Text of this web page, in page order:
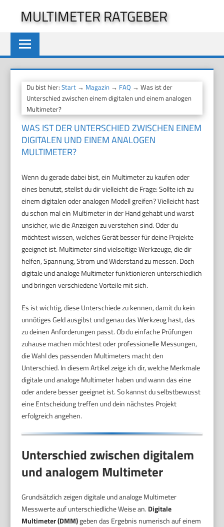
springen
MULTIMETER RATGEBER
Du bist hier:Start → Magazin → FAQ → Was ist der
Unterschied zwischen einem digitalen und einem analogen
Multimeter?
WAS IST DER UNTERSCHIED ZWISCHEN EINEM
DIGITALEN UND EINEM ANALOGEN
MULTIMETER?
Wenn du gerade dabei bist, ein Multimeter zu kaufen oder
eines benutzt, stellst du dir vielleicht die Frage: Sollte ich zu
einem digitalen oder analogen Modell greifen? Vielleicht hast
du schon mal ein Multimeter in der Hand gehabt und warst
unsicher, wie die Anzeigen zu verstehen sind. Oder du
möchtest wissen, welches Gerät besser für deine Projekte
geeignet ist. Multimeter sind vielseitige Werkzeuge, die dir
helfen, Spannung, Strom und Widerstand zu messen. Doch
digitale und analoge Multimeter funktionieren unterschiedlich
und bringen verschiedene Vorteile mit sich.
Es ist wichtig, diese Unterschiede zu kennen, damit du kein
unnötiges Geld ausgibst und genau das Werkzeug hast, das
zu deinen Anforderungen passt. Ob du einfache Prüfungen
zuhause machen möchtest oder professionelle Messungen,
die Wahl des passenden Multimeters macht den
Unterschied. In diesem Artikel zeige ich dir, welche Merkmale
digitale und analoge Multimeter haben und wann das eine
oder andere besser geeignet ist. So kannst du selbstbewusst
eine Entscheidung treffen und dein nächstes Projekt
erfolgreich angehen.
Unterschied zwischen digitalem
und analogem Multimeter
Grundsätzlich zeigen digitale und analoge Multimeter
Messwerte auf unterschiedliche Weise an. Digitale
Multimeter (DMM)geben das Ergebnis numerisch auf einem